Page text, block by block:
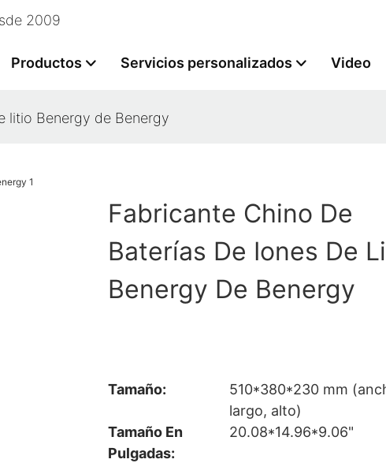
2009
Productos Servicios personalizados Video
litio Benergy de Benergy
Fabricante Chino De
Baterías De Iones De
Benergy De Benergy
Tamaño:
510*380*230 mm
largo, alto)
Tamaño En
Pulgadas:
20.08*14.96*9.06"